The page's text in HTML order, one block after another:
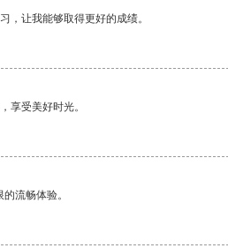
，让我能够取得更好的成绩。
享受美好时光。
流畅体验。